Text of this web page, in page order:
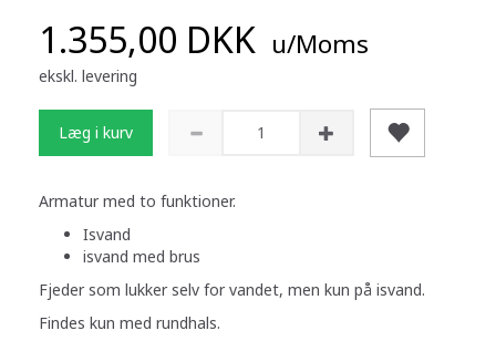
1.355,00 DKK u/Moms
ekskl. levering
Læg i kurv
Armatur med to funktioner.
Isvand
isvand med brus
Fjeder som lukker selv for vandet, men kun på isvand.
Findes kun med rundhals.